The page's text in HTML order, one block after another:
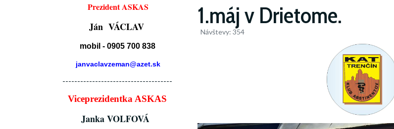
1.máj v Drietome.
Návštevy: 354
Prezident ASKAS
Ján VÁCLAV
mobil - 0905 700 838
janvaclavzeman@azet.sk
-------------------------------------
Viceprezidentka ASKAS
Janka VOLFOVÁ